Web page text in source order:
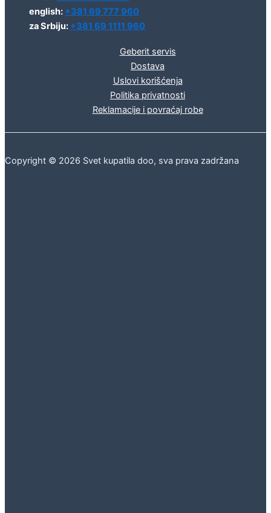
english: +381 69 777 960
za Srbiju: +381 69 1111 960
Geberit servis
Dostava
Uslovi korišćenja
Politika privatnosti
Reklamacije i povraćaj robe
Copyright © 2026 Svet kupatila doo, sva prava zadržana